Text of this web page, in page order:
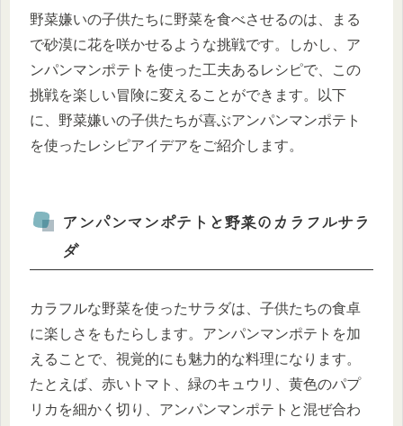
野菜嫌いの子供たちに野菜を食べさせるのは、まる
で砂漠に花を咲かせるような挑戦です。しかし、ア
ンパンマンポテトを使った工夫あるレシピで、この
挑戦を楽しい冒険に変えることができます。以下
に、野菜嫌いの子供たちが喜ぶアンパンマンポテト
を使ったレシピアイデアをご紹介します。
アンパンマンポテトと野菜のカラフルサラ
ダ
カラフルな野菜を使ったサラダは、子供たちの食卓
に楽しさをもたらします。アンパンマンポテトを加
えることで、視覚的にも魅力的な料理になります。
たとえば、赤いトマト、緑のキュウリ、黄色のパプ
リカを細かく切り、アンパンマンポテトと混ぜ合わ